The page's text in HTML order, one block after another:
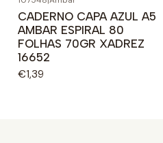
CADERNO CAPA AZUL A5
AMBAR ESPIRAL 80
FOLHAS 70GR XADREZ
16652
€1,39